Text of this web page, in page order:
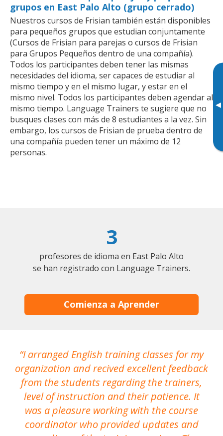
▸
grupos en East Palo Alto (grupo cerrado)
Nuestros cursos de Frisian también están disponibles
para pequeños grupos que estudian conjuntamente
(Cursos de Frisian para parejas o cursos de Frisian
para Grupos Pequeños dentro de una compañía).
Todos los participantes deben tener las mismas
necesidades del idioma, ser capaces de estudiar al
mismo tiempo y en el mismo lugar, y estar en el
mismo nivel. Todos los participantes deben agendar al
mismo tiempo. Language Trainers te sugiere que no
busques clases con más de 8 estudiantes a la vez. Sin
embargo, los cursos de Frisian de prueba dentro de
una compañía pueden tener un máximo de 12
personas.
3
profesores de idioma en East Palo Alto
se han registrado con Language Trainers.
Comienza a Aprender
I arranged English training classes for my
organization and recived excellent feedback
from the students regarding the trainers,
level of instruction and their patience. It
was a pleasure working with the course
coordinator who provided updates and